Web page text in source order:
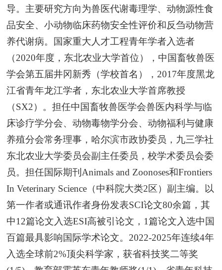
导。主要研究方向为兽医代谢毒理学、动物源性食
品安全、小动物临床药物安全性评价和反刍动物营
养代谢病。国家重大人才工程青年学者入选者
（2020年度，东北农业大学首位），中国畜牧兽医
学会第五届井冈新秀（学校首名），2017年度黑龙
江省青年龙江学者，东北农业大学首席教授
（SX2）。担任中国畜牧兽医学会兽医内科学与临
床诊疗学分会、动物毒物学分会、动物福利与健康
养殖分会常务理事，哈尔滨市政协委员，九三学社
东北农业大学委员会副主任委员，校学术委员会委
员。担任国际期刊Animals and Zoonoses和Frontiers
In Veterinary Science（中科院大类2区）副主编。以
第一作者或通讯作者身份发表SCI论文80余篇，其
中12篇论文入选ESI高被引论文，1篇论文入选中国
百篇最具影响国际学术论文。2022-2025年连续4年
入选全球前2%顶尖科学家，获省科技奖二等奖